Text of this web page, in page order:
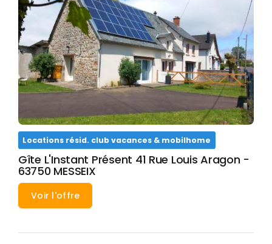
Locations résid. club vacances & mobilhome
Gîte L'Instant Présent 41 Rue Louis Aragon -
63750 MESSEIX
Voir l'offre